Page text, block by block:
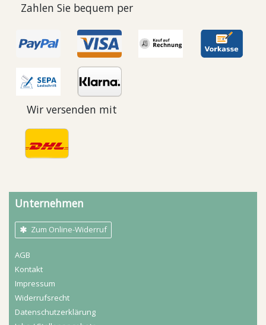
Zahlen Sie bequem per
Wir versenden mit
Unternehmen
Zum Online-Widerruf
AGB
Kontakt
Impressum
Widerrufs­recht
Daten­schutz­erklärung